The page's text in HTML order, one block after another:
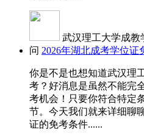
武汉理工大学成教
问 2026年湖北成考学位证
你是不是也想知道武汉理
考？好消息是虽然不能完
考机会！只要你符合特定
节。今天我们就来详细聊
证的免考条件......